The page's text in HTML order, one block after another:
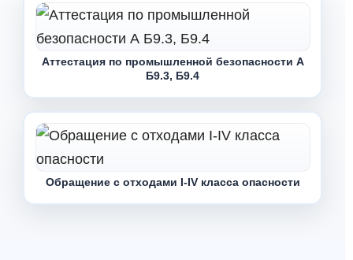
Аттестация по промышленной безопасности А
Б9.3, Б9.4
Обращение с отходами I-IV класса опасности